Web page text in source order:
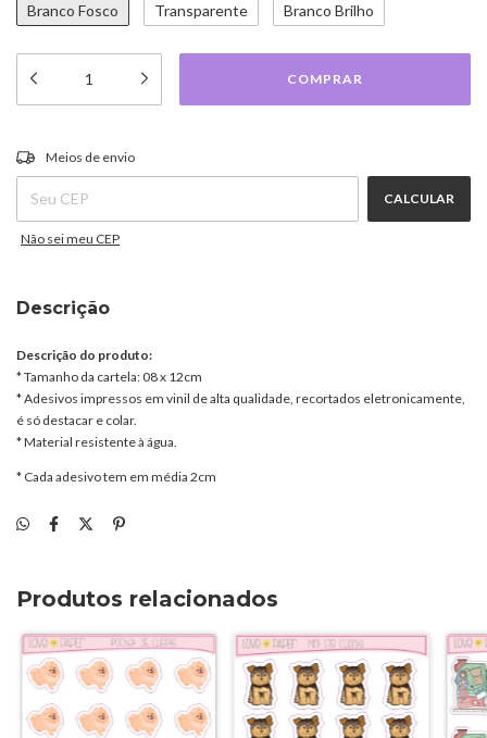
Branco Fosco Transparente Branco Brilho
Entregas para o CEP:
Meios de envio
CALCULAR
Não sei meu CEP
Descrição
Descrição do produto:
* Tamanho da cartela: 08 x 12cm
* Adesivos impressos em vinil de alta qualidade, recortados eletronicamente,
é só destacar e colar.
* Material resistente à água.
* Cada adesivo tem em média 2cm
Produtos relacionados